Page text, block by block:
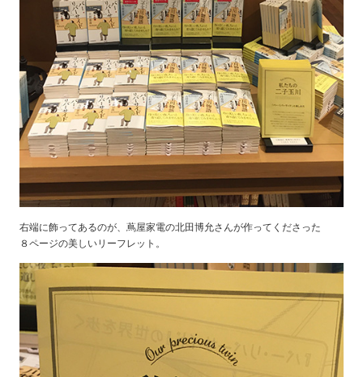
右端に飾ってあるのが、蔦屋家電の北田博允さんが作ってくださった
８ページの美しいリーフレット。